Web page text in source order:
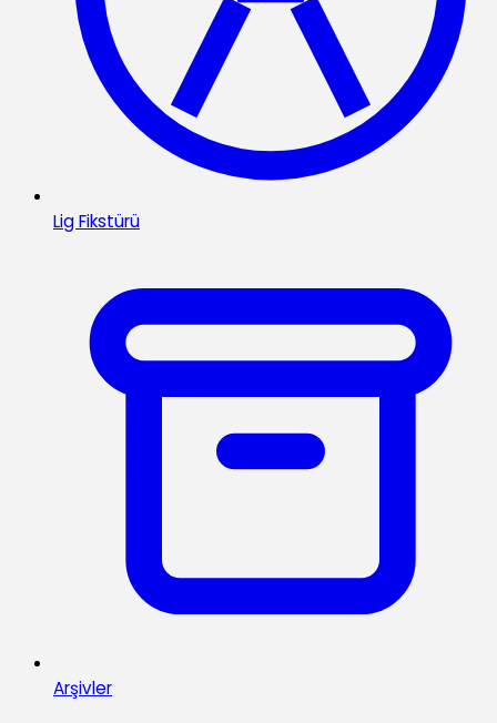
Lig Fikstürü
Arşivler